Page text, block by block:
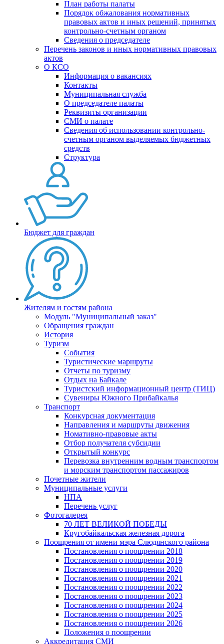
План работы палаты
Порядок обжалования нормативных
правовых актов и иных решений, принятых
контрольно-счетным органом
Сведения о председателе
Перечень законов и иных нормативных правовых
актов
О КСО
Информация о вакансиях
Контакты
Муниципальная служба
О председателе палаты
Реквизиты организации
СМИ о палате
Сведения об использовании контрольно-
счетным органом выделяемых бюджетных
средств
Структура
Бюджет для граждан
Жителям и гостям района
Модуль "Муниципальный заказ"
Обращения граждан
История
Туризм
События
Туристические маршруты
Отчеты по туризму
Отдых на Байкале
Туристский информационный центр (ТИЦ)
Сувениры Южного Прибайкалья
Транспорт
Конкурсная документация
Направления и маршруты движения
Номативно-правовые акты
Отбор получателя субсидии
Открытый конкурс
Перевозка внутренним водным транспортом
и морским транспортом пассажиров
Почетные жители
Муниципальные услуги
НПА
Перечень услуг
Фотогалерея
70 ЛЕТ ВЕЛИКОЙ ПОБЕДЫ
Кругобайкальская железная дорога
Поощрения от имени мэра Слюдянского района
Постановления о поощрении 2018
Постановления о поощрении 2019
Постановления о поощрении 2020
Постановления о поощрении 2021
Постановления о поощрении 2022
Постановления о поощрении 2023
Постановления о поощрении 2024
Постановления о поощрении 2025
Постановления о поощрении 2026
Положения о поощрении
Аккредитация СМИ